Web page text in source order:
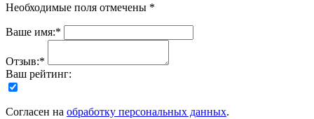
Необходимые поля отмечены *
Ваше имя:*
Отзыв:*
Ваш рейтинг:
Согласен на обработку персональных данных.